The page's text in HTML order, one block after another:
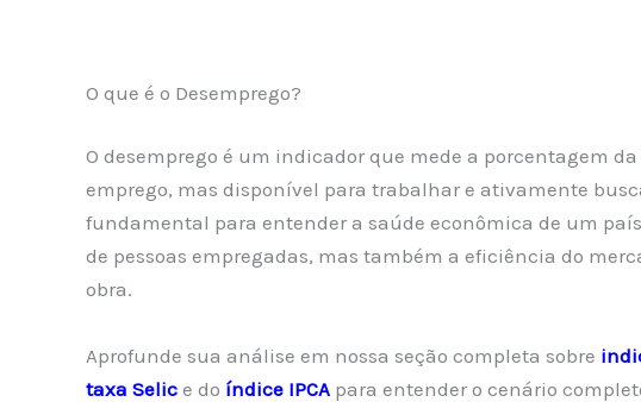
O que é o Desemprego?
O desemprego é um indicador que mede a porcentagem
emprego, mas disponível para trabalhar e ativamente
fundamental para entender a saúde econômica de um
de pessoas empregadas, mas também a eficiência do
obra.
Aprofunde sua análise em nossa seção completa sobre
taxa Selic e do índice IPCA para entender o cenário